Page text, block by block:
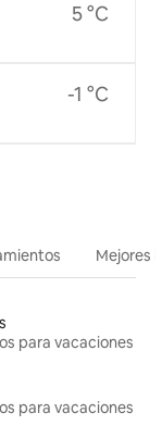
5 °C
-1 °C
Mejores
para vacaciones
para vacaciones